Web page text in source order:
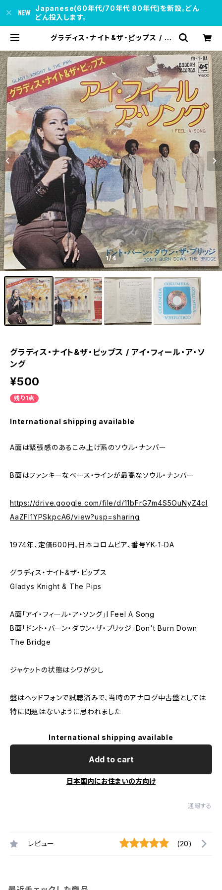
Japanese(60年代/70年代 80年代)を新設。どん
どん投入します。
グラディス・ナイト&ザ・ピップス / ア
ect records
1/4
グラディス・ナイト&ザ・ピップス / アイ・フィール・ア・ソ
ング
¥500
残り1点
International shipping available
A面は緊張感のあるこみ上げ系のソウル・ナンバー
B面はファンキーなベース・ラインが最高なソウル・ナンバー
https://drive.google.com/file/d/11bFrG7m4S5OuNyZ4cI
AaZFl1YPSkpcA6/view?usp=sharing
1974年、定価600円、日本コロムビア、番号YK-1-DA
グラディス・ナイト&ザ・ピップス
Gladys Knight & The Pips
A面「アイ・フィール・ア・ソング」I Feel A Song
B面「ドント・バーン・ダウン・ザ・ブリッジ」Don't Burn Down
The Bridge
ジャケットの状態はシワが少し
盤はヘッドフォンで試聴済みで、当時のアナログ中古盤としては
特に問題はないように思われました
International shipping available
Add to cart
日本国内にお住まいの方向け
通報する
レビュー (20)